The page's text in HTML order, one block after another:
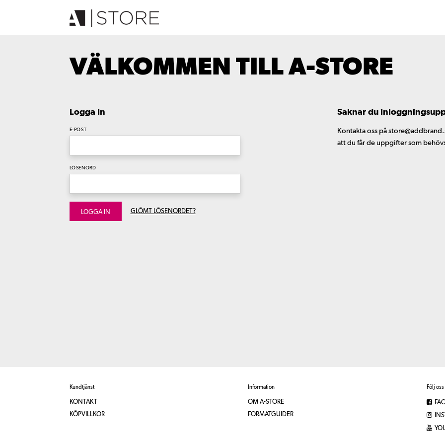
VÄLKOMMEN TILL A-STORE
Logga In
E-POST
LÖSENORD
LOGGA IN GLÖMT LÖSENORDET?
Saknar du
Kontakta oss på
att du får de uppgifter som
Kundtjänst
KONTAKT
KÖPVILLKOR
Information
OM A-STORE
FORMATGUIDER
Följ oss